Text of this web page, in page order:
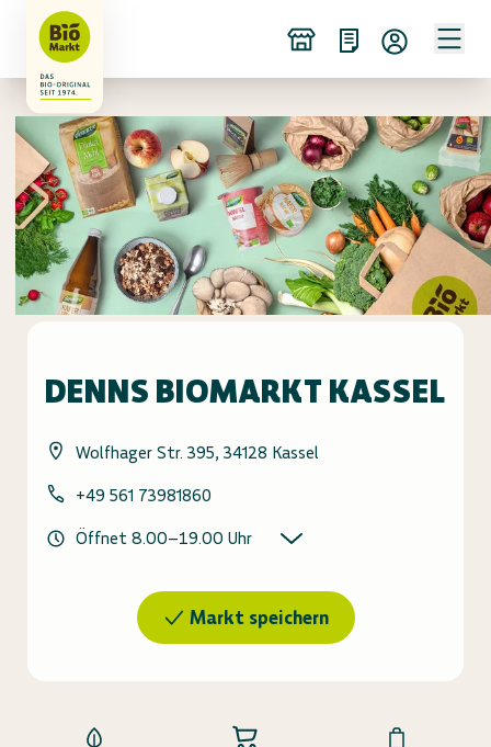
DENNS BIOMARKT KASSEL
Wolfhager Str. 395, 34128 Kassel
+49 561 73981860
Öffnet 8.00–19.00 Uhr
Markt speichern